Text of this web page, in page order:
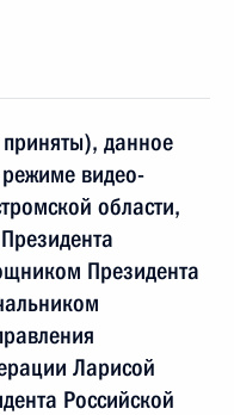
данное
видео-
области,
Президента
Ларисой
Российской